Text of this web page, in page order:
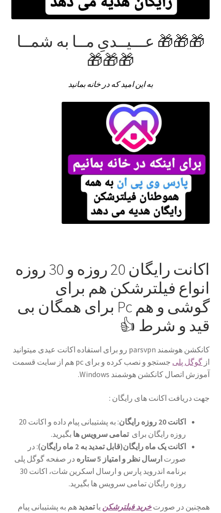
🎁🎁🎁 عـــیــدیِ مــا به شمــا
🎁🎁🎁
به این امید که در خانه بمانید
اکانت رایگان 20 روزه و 30 روزه
انواع فیلترشکن هم برای
گوشی و هم Pc برای همگان بی
قید و شرط 👍
کانکشن هوشمند parsvpn رو برای استفاده اکانت عیدی میتوانید
از گوگل پلی
جستجو و نصب کرده و برای pc هم از سایت قسمت
آموزش اتصال کانکشن هوشمند Windows.
جهت دریافت اکانت های رایگان :
اکانت 20 روزه رایگان
: به پشتیبانی پیام داده و اکانت 20
روزه رایگان برای تمامی سرویس ها بگیرید.
اکانت یک ماه رایگان(قابل تمدید به 2 ماه رایگان)
: در
صورت ارسال نظر و امتیاز 5 ستاره
در صفحه گوگل پلی
برنامه اندروید پارس و ارسال اسکرین شات، اکانت 30
روزه رایگان تمامی سرویس ها بگیرید.
همچنین در صورتخرید فیلترشکن یاتمدید هم به پشتیبانی پیام